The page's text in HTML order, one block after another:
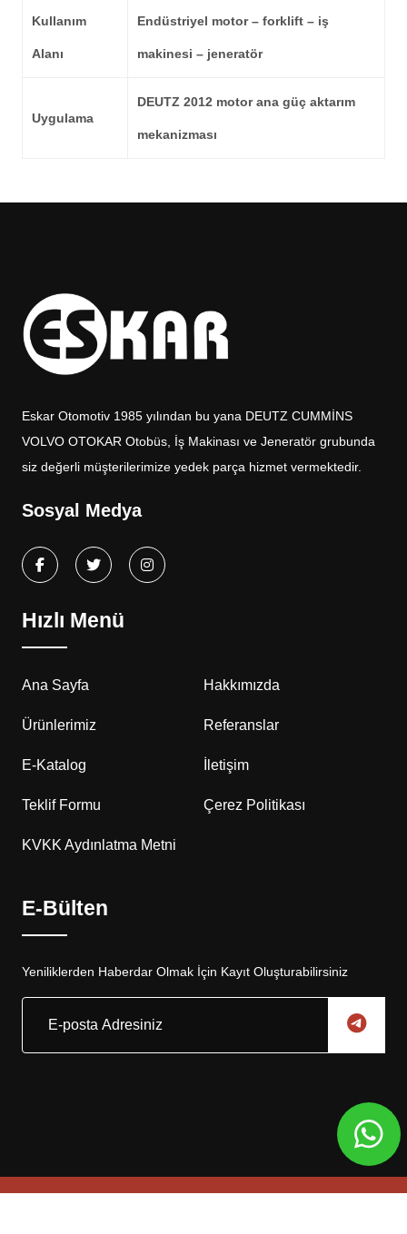
Kullanım
Alanı
Endüstriyel motor – forklift – iş
makinesi – jeneratör
Uygulama
DEUTZ 2012 motor ana güç aktarım
mekanizması
Eskar Otomotiv 1985 yılından bu yana DEUTZ CUMMİNS
VOLVO OTOKAR Otobüs, İş Makinası ve Jeneratör grubunda
siz değerli müşterilerimize yedek parça hizmet vermektedir.
Sosyal Medya
Hızlı Menü
Ana Sayfa Hakkımızda
Ürünlerimiz Referanslar
E-Katalog İletişim
Teklif Formu Çerez Politikası
KVKK Aydınlatma Metni
E-Bülten
Yeniliklerden Haberdar Olmak İçin Kayıt Oluşturabilirsiniz